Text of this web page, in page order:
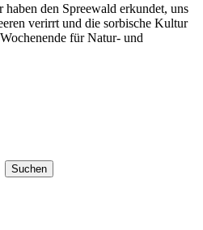
den Spreewald erkundet, uns
verirrt und die sorbische Kultur
für Natur- und
Suchen